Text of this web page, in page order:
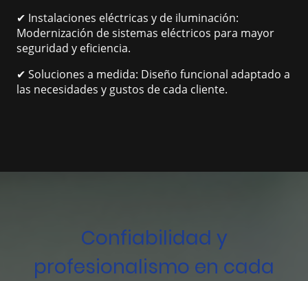
✔ Instalaciones eléctricas y de iluminación:
Modernización de sistemas eléctricos para mayor
seguridad y eficiencia.
✔ Soluciones a medida: Diseño funcional adaptado a
las necesidades y gustos de cada cliente.
Confiabilidad y
profesionalismo en cada